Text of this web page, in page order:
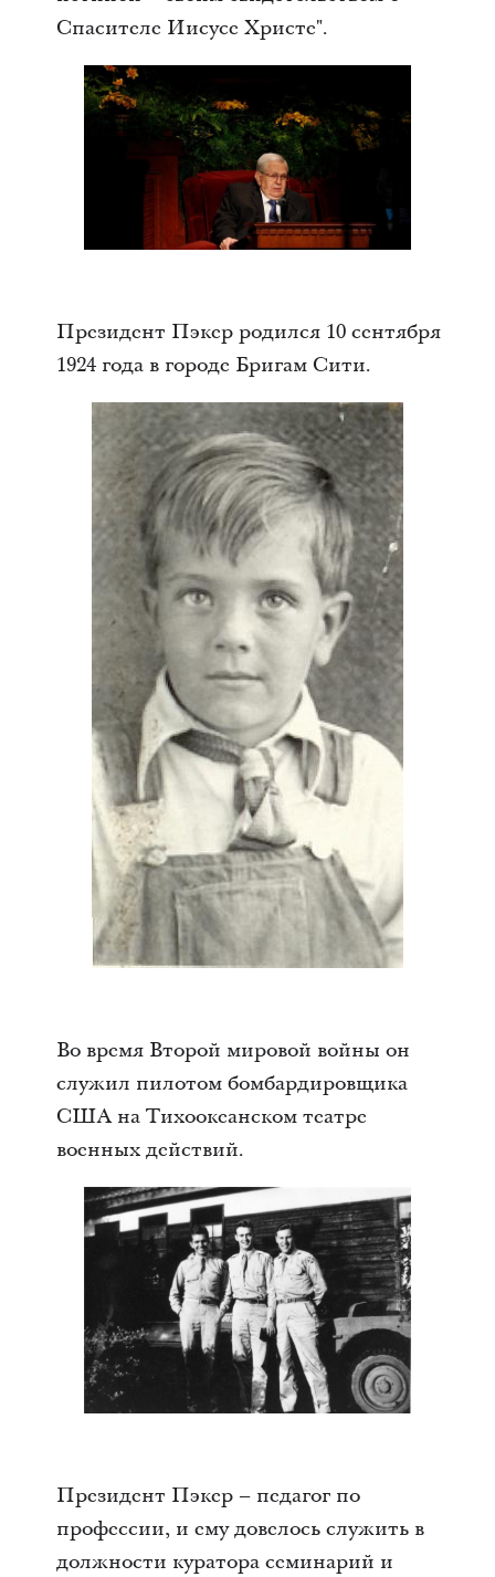
Спасителе Иисусе Христе".
Президент Пэкер родился 10 сентября
1924 года в городе Бригам Сити.
Во время Второй мировой войны он
служил пилотом бомбардировщика
США на Тихоокеанском театре
военных действий.
Президент Пэкер – педагог по
профессии, и ему довелось служить в
должности куратора семинарий и